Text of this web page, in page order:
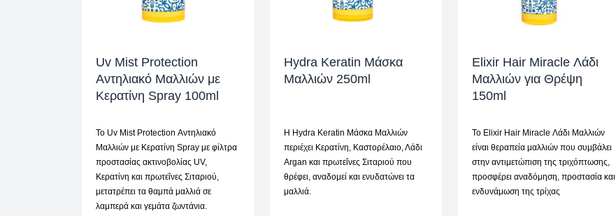
Uv Mist Protection
Αντηλιακό Μαλλιών με
Κερατίνη Spray 100ml
Το Uv Mist Protection Αντηλιακό
Μαλλιών με Κερατίνη Spray με φίλτρα
προστασίας ακτινοβολίας UV,
Κερατίνη και πρωτεΐνες Σιταριού,
μετατρέπει τα θαμπά μαλλιά σε
λαμπερά και γεμάτα ζωντάνια.
Hydra Keratin Μάσκα
Μαλλιών 250ml
H Hydra Keratin Μάσκα Μαλλιών
περιέχει Κερατίνη, Καστορέλαιο, Λάδι
Argan και πρωτεΐνες Σιταριού που
θρέφει, αναδομεί και ενυδατώνει τα
μαλλιά.
Elixir Hair Miracle Λάδι
Μαλλιών για Θρέψη
150ml
Το Elixir Hair Miracle Λάδι Μαλλιών
είναι θεραπεία μαλλιών που συμβάλει
στην αντιμετώπιση της τριχόπτωσης,
προσφέρει αναδόμηση, προστασία και
ενδυνάμωση της τρίχας